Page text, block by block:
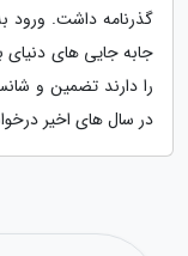
گذرنامه داشت.
جابه جایی های دنیای
را دارند تضمین و
در سال های اخیر